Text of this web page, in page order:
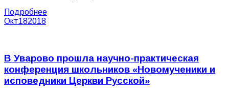
Подробнее
Окт182018
В Уварово прошла научно-практическая
конференция школьников «Новомученики и
исповедники Церкви Русской»